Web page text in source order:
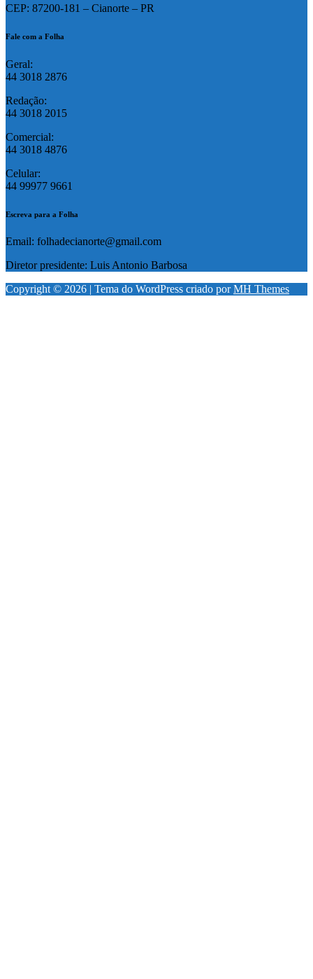
CEP: 87200-181 – Cianorte – PR
Fale com a Folha
Geral:
44 3018 2876
Redação:
44 3018 2015
Comercial:
44 3018 4876
Celular:
44 99977 9661
Escreva para a Folha
Email: folhadecianorte@gmail.com
Diretor presidente: Luis Antonio Barbosa
Copyright © 2026 | Tema do WordPress criado porMH Themes